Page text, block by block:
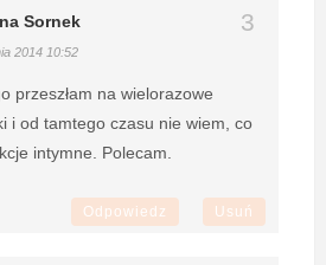
Sornek
2014 10:52
przeszłam na wielorazowe
i od tamtego czasu nie wiem, co
intymne. Polecam.
Odpowiedz Usuń